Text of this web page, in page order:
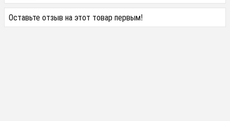
Оставьте отзыв на этот товар первым!